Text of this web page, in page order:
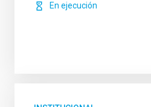
En ejecución